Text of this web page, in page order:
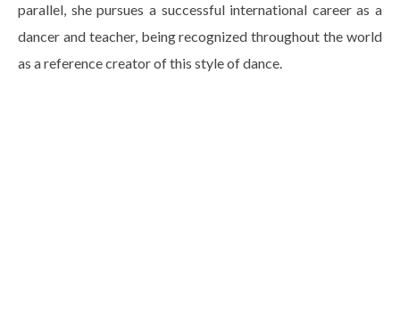
parallel, she pursues a successful international career as a
dancer and teacher, being recognized throughout the world
as a reference creator of this style of dance.